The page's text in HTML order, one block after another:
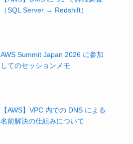
（SQL Server → Redshift）
AWS Summit Japan 2026 に参加
してのセッションメモ
【AWS】VPC 内での DNS による
名前解決の仕組みについて